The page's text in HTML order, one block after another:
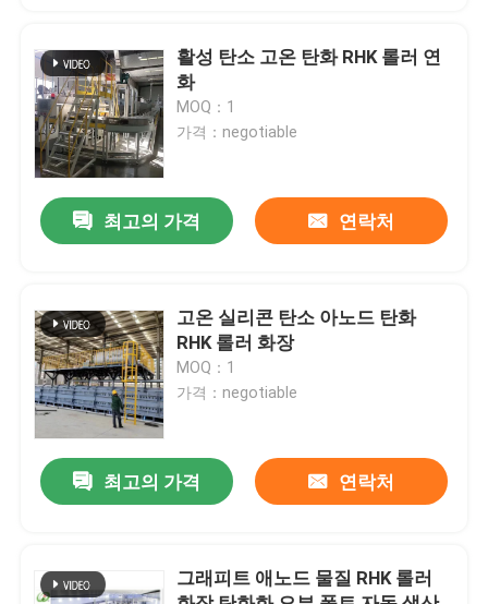
우리에 대하여
공장 여행
품질 관리
소식
경우
인용문을 요구하세요
푸셔 전기로
활성 탄소 고온 탄화 RHK 롤러 연
화
MOQ：1
가격：negotiable
최고의 가격 연락처
고온 실리콘 탄소 아노드 탄화
RHK 롤러 화장
MOQ：1
가격：negotiable
최고의 가격 연락처
그래피트 애노드 물질 RHK 롤러